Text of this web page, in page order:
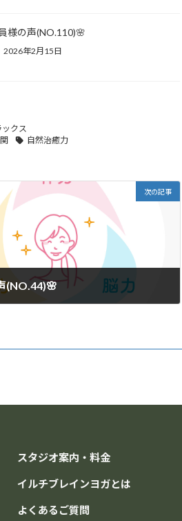
様の声(NO.110)🌸
2026年2月15日
クス
自然治癒力
次の記事
(NO.44)🌸
スタジオ案内・料金
イルチブレインヨガとは
よくあるご質問